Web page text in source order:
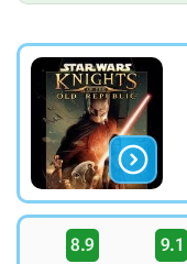

8.9 9.1